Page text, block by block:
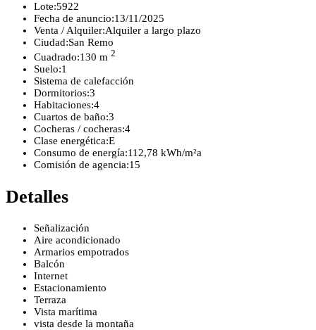
Lote:5922
Fecha de anuncio:13/11/2025
Venta / Alquiler:Alquiler a largo plazo
Ciudad:San Remo
Cuadrado:130 m 2
Suelo:1
Sistema de calefacción
Dormitorios:3
Habitaciones:4
Cuartos de baño:3
Cocheras / cocheras:4
Clase energética:E
Consumo de energía:112,78 kWh/m²a
Comisión de agencia:15
Detalles
Señalización
Aire acondicionado
Armarios empotrados
Balcón
Internet
Estacionamiento
Terraza
Vista marítima
vista desde la montaña